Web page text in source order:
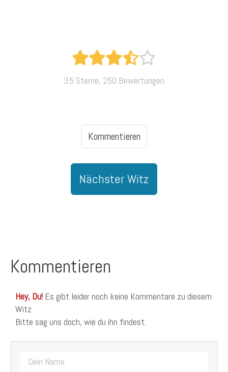
3.5 Sterne, 250 Bewertungen
Kommentieren
Nächster Witz
Kommentieren
Hey, Du! Es gibt leider noch keine Kommentare zu diesem
Witz.
Bitte sag uns doch, wie du ihn findest.